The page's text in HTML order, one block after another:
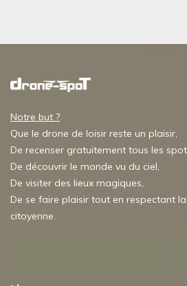
Notre but ?
Que le drone de loisir reste un plaisir,
De recenser gratuitement tous les
De découvrir le monde vu du ciel,
De visiter des lieux magiques,
De se faire plaisir tout en respectant
citoyenne.